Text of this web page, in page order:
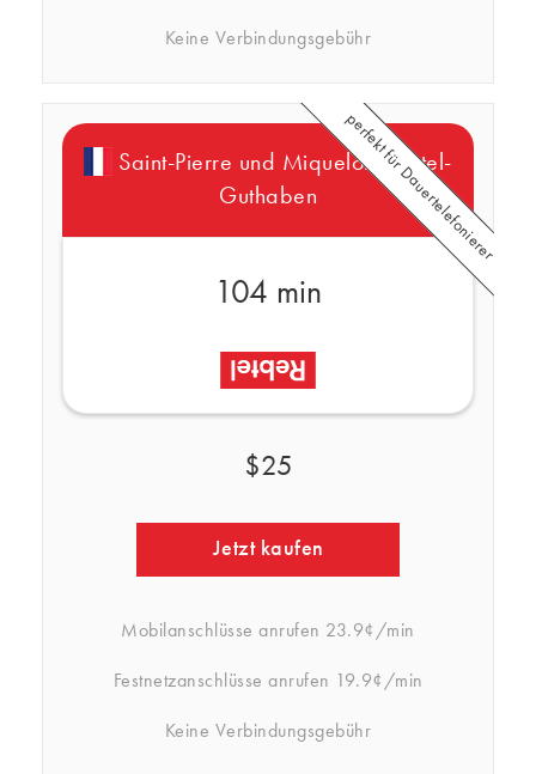
Keine Verbindungsgebühr
Saint-Pierre und Miquelon Rebtel-
Guthaben
104 min
$25
Jetzt kaufen
Mobilanschlüsse anrufen 23.9¢/min
Festnetzanschlüsse anrufen 19.9¢/min
Keine Verbindungsgebühr
perfekt für Dauertelefonierer